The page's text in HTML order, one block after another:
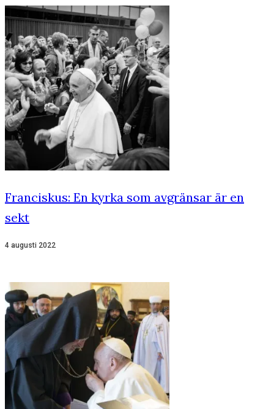
Franciskus: En kyrka som avgränsar är en
sekt
4 augusti 2022